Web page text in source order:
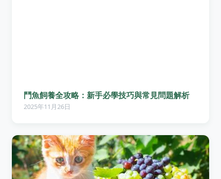
鬥魚飼養全攻略：新手必學技巧與常見問題解析
2025年11月26日